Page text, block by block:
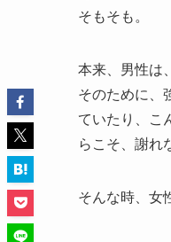
そもそも。
本来、男性は
そのために、
ていたり、こ
らこそ、謝れ
そんな時、女